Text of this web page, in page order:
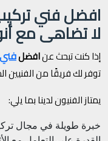
افضل فني
لا تضاهى مع
إذا كنت تبحث عنافضل
توفر لك فريقًا من
يمتاز الفنيون لدينا بما يلي:
خبرة طويلة في مجال